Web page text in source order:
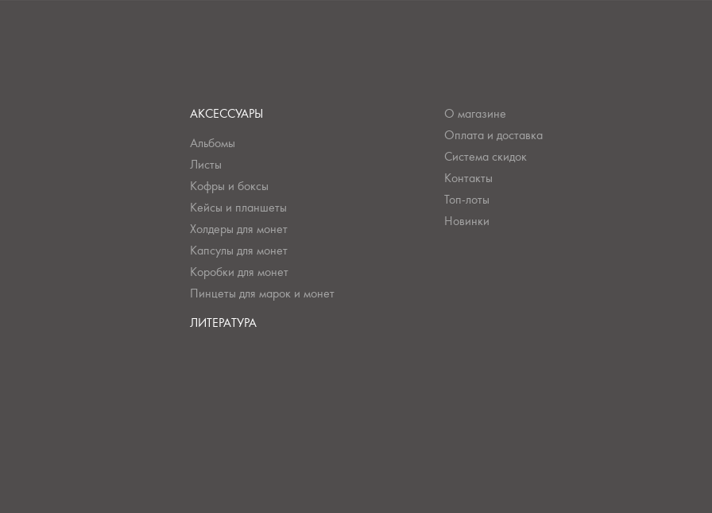
АКСЕССУАРЫ
Альбомы
Листы
Кофры и боксы
Кейсы и планшеты
Холдеры для монет
Капсулы для монет
Коробки для монет
Пинцеты для марок и монет
ЛИТЕРАТУРА
О магазине
Оплата и доставка
Система скидок
Контакты
Топ-лоты
Новинки